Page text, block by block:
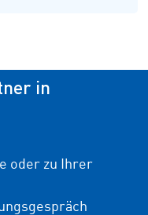
in
oder zu Ihrer